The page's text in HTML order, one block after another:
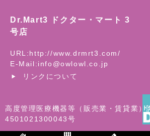
Dr.Mart3 ドクター・マート 3
号店
URL:http://www.drmrt3.com/
E-Mail:info@owlowl.co.jp
リンクについて
高度管理医療機器等（販売業・賃貸業
4501021300043号